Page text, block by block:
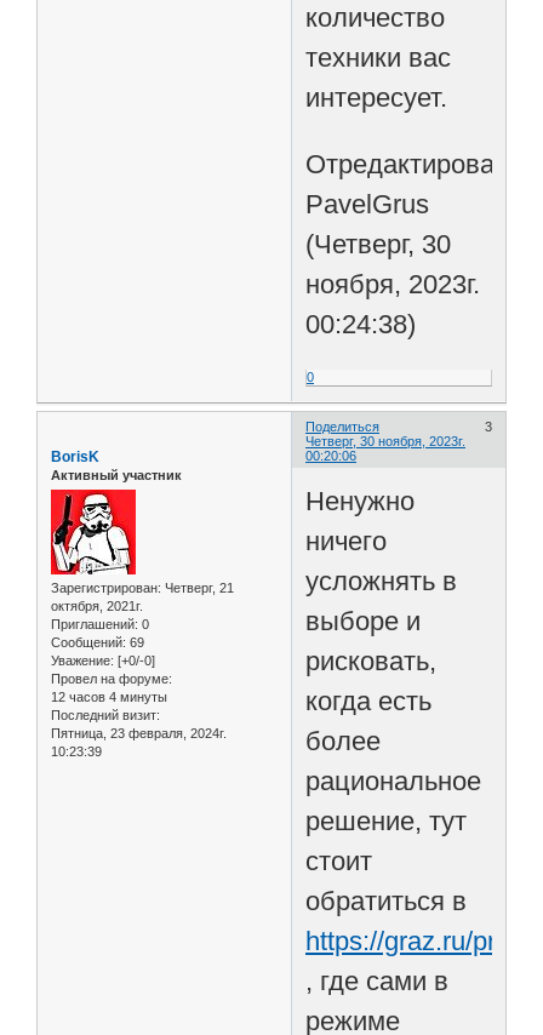
количество
техники вас
интересует.
Отредактировано
PavelGrus
(Четверг, 30
ноября, 2023г.
00:24:38)
0
Поделиться
3
Четверг, 30 ноября, 2023г.
00:20:06
BorisK
Активный участник
Зарегистрирован: Четверг, 21
октября, 2021г.
Приглашений: 0
Сообщений: 69
Уважение: [+0/-0]
Провел на форуме:
12 часов 4 минуты
Последний визит:
Пятница, 23 февраля, 2024г.
10:23:39
Ненужно
ничего
усложнять в
выборе и
рисковать,
когда есть
более
рациональное
решение, тут
стоит
обратиться в
https://graz.ru/
, где сами в
режиме